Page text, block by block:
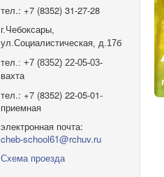
тел.: +7 (8352) 31-27-28
г.Чебоксары,
ул.Социалистическая, д.17б
тел.: +7 (8352) 22-05-03-
вахта
тел.: +7 (8352) 22-05-01-
приемная
электронная почта:
cheb-school61@rchuv.ru
Схема проезда